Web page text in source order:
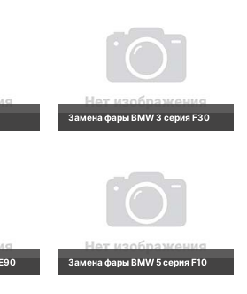
Замена фары BMW 3 серия F30
Замена фары BMW 5 серия F10